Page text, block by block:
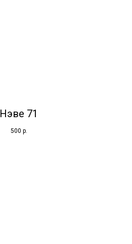
Нэве 71
500 р.